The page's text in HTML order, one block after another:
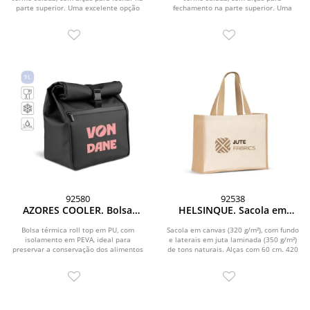
parte superior. Uma excelente opção
fechamento na parte superior. Uma
92580
AZORES COOLER. Bolsa
isolamento em PEVA (7L)
Bolsa térmica roll top em PU, com
isolamento em PEVA, ideal para
preservar a conservação dos alimentos
92538
HELSINQUE. Sacola em
fundo e laterais em juta
laminada (350 g/m²) de tons
naturais
Sacola em canvas (320 g/m²), com fundo
e laterais em juta laminada (350 g/m²)
de tons naturais. Alças com 60 cm. 420